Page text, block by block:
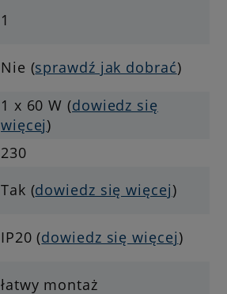
1
Nie (sprawdź jak dobrać)
1 x 60 W (dowiedz się
więcej)
230
Tak (dowiedz się więcej)
IP20 (dowiedz się więcej)
łatwy montaż